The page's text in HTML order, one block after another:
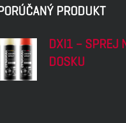
PRODUKT
DXI1 – SPREJ
DOSKU